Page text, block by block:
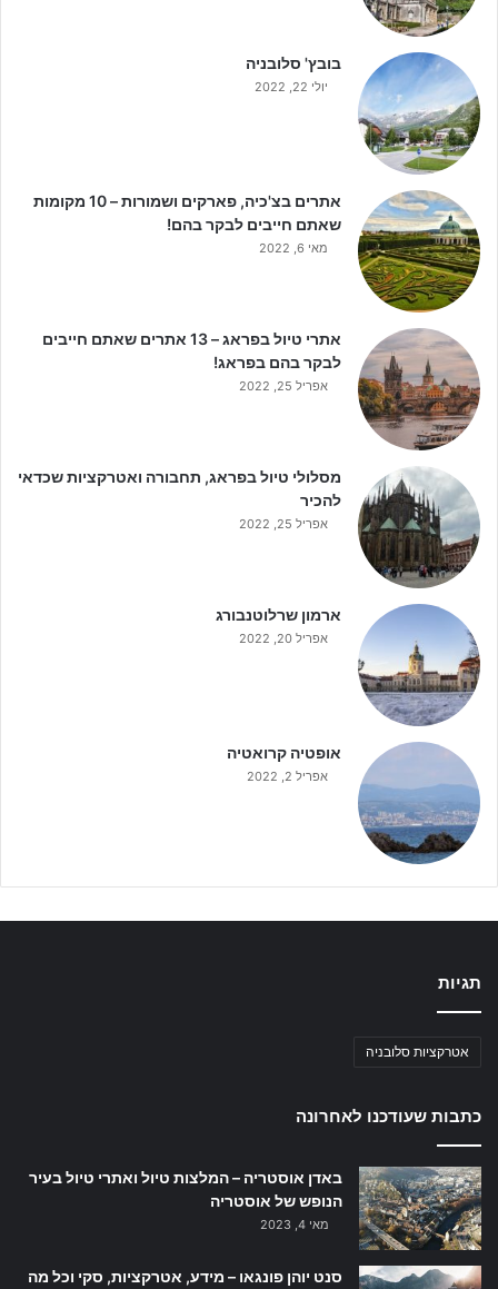
בובץ' סלובניה
יולי 22, 2022
אתרים בצ'כיה, פארקים ושמורות – 10 מקומות
שאתם חייבים לבקר בהם!
מאי 6, 2022
אתרי טיול בפראג – 13 אתרים שאתם חייבים
לבקר בהם בפראג!
אפריל 25, 2022
מסלולי טיול בפראג, תחבורה ואטרקציות שכדאי
להכיר
אפריל 25, 2022
ארמון שרלוטנבורג
אפריל 20, 2022
אופטיה קרואטיה
אפריל 2, 2022
תגיות
אטרקציות סלובניה
כתבות שעודכנו לאחרונה
באדן אוסטריה – המלצות טיול ואתרי טיול בעיר
הנופש של אוסטריה
מאי 4, 2023
סנט יוהן פונגאו – מידע, אטרקציות, סקי וכל מה